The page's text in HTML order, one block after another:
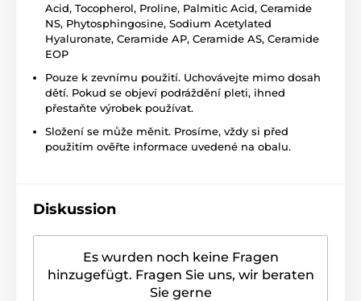
Acid, Tocopherol, Proline, Palmitic Acid, Ceramide
NS, Phytosphingosine, Sodium Acetylated
Hyaluronate, Ceramide AP, Ceramide AS, Ceramide
EOP
Pouze k zevnímu použití. Uchovávejte mimo dosah
dětí. Pokud se objeví podráždění pleti, ihned
přestaňte výrobek používat.
Složení se může měnit. Prosíme, vždy si před
použitím ověřte informace uvedené na obalu.
Diskussion
Es wurden noch keine Fragen
hinzugefügt. Fragen Sie uns, wir beraten
Sie gerne